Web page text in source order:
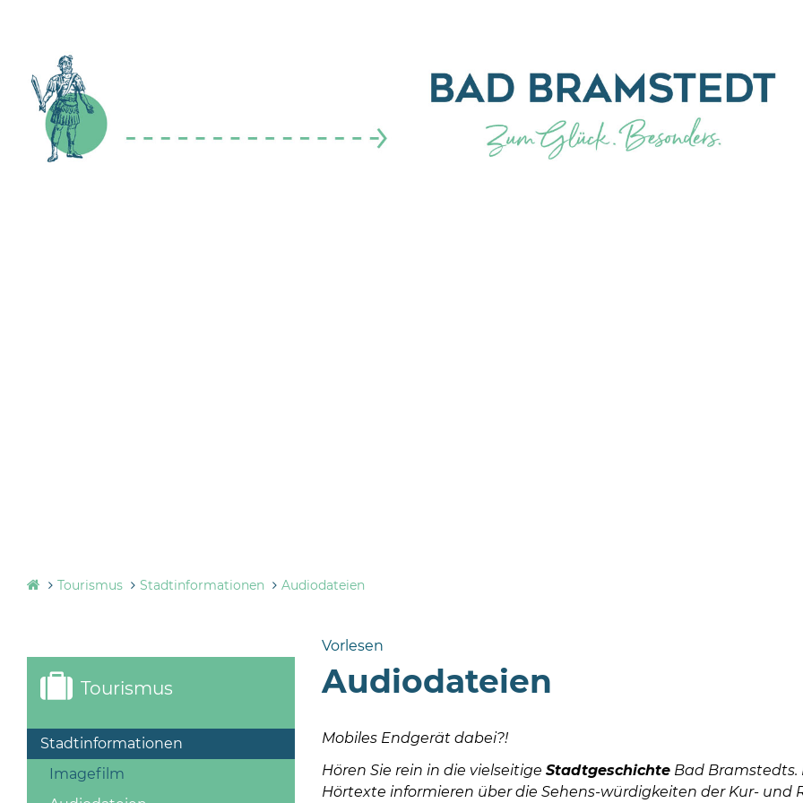
Tourismus Stadtinformationen Audiodateien
Vorlesen
Tourismus
Stadtinformationen
Imagefilm
Audiodateien
Mobiles Endgerät dabei?!
Hören Sie rein in die vielseitige StadtgeschichteBad Bramstedts.
Hörtexte informieren über die Sehens-würdigkeiten der Kur- und